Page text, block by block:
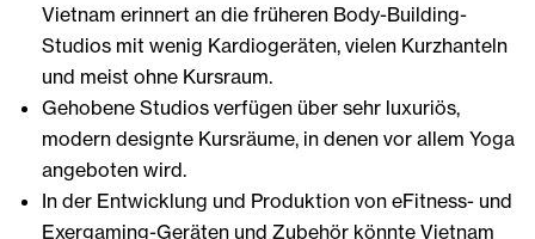
Vietnam erinnert an die früheren Body-Building-
Studios mit wenig Kardiogeräten, vielen Kurzhanteln
und meist ohne Kursraum.
Gehobene Studios verfügen über sehr luxuriös,
modern designte Kursräume, in denen vor allem Yoga
angeboten wird.
In der Entwicklung und Produktion von eFitness- und
Exergaming-Geräten und Zubehör könnte Vietnam